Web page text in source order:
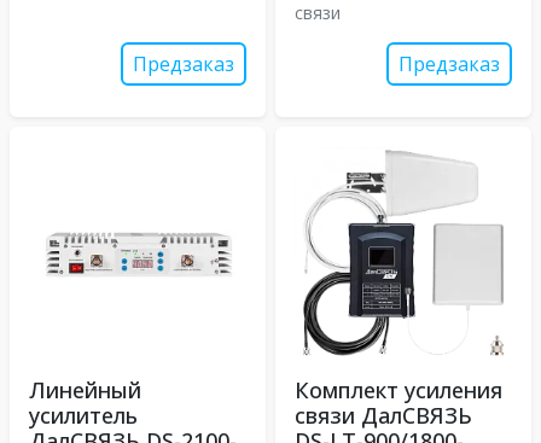
Предзаказ
связи
Предзаказ
Линейный
усилитель
Комплект усиления
связи ДалСВЯЗЬ